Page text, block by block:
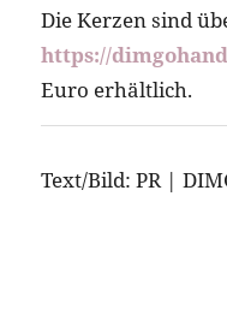
Die Kerzen sind
https://
Euro erhältlich.
Text/Bild: PR |